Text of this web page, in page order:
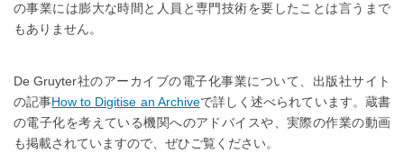
の事業には膨大な時間と人員と専門技術を要したことは言うまで
もありません。
De Gruyter社のアーカイブの電子化事業について、出版社サイト
の記事How to Digitise an Archiveで詳しく述べられています。蔵書
の電子化を考えている機関へのアドバイスや、実際の作業の動画
も掲載されていますので、ぜひご覧ください。